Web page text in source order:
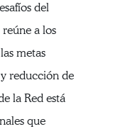
del
a los
metas
reducción de
la Red está
que